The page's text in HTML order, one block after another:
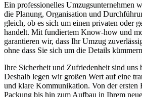
Ein professionelles Umzugsunternehmen
die Planung, Organisation und
gleich, ob es sich um einen privaten oder
handelt. Mit fundiertem Know-how und
garantieren wir, dass Ihr Umzug
ohne dass Sie sich um die Details
Ihre Sicherheit und Zufriedenheit sind uns
Deshalb legen wir großen Wert auf eine
und klare Kommunikation. Von der ersten
Packung bis hin zum Aufbau in Ihrem